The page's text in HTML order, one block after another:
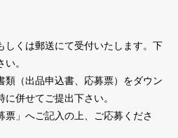
しくは郵送にて受付いたします。下
。
類（出品申込書、応募票）をダウン
併せてご提出下さい。
票」へご記入の上、ご応募くださ